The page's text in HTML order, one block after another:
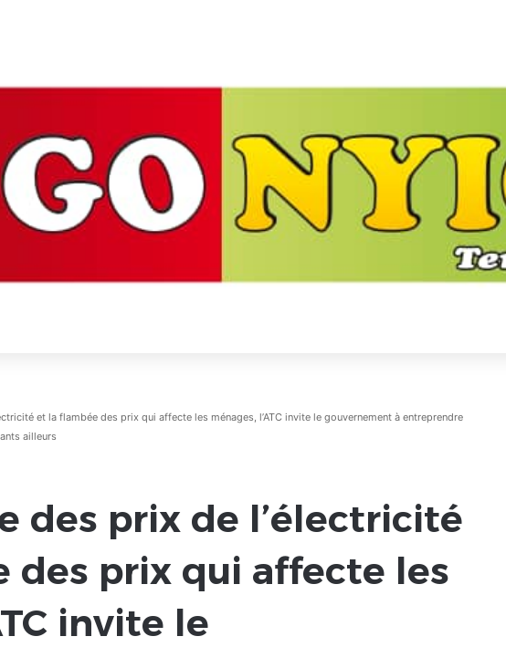
et la flambée des prix qui affecte les ménages, l’ATC invite le gouvernement à entreprendre
ailleurs
des prix de l’électricité
des prix qui affecte les
invite le